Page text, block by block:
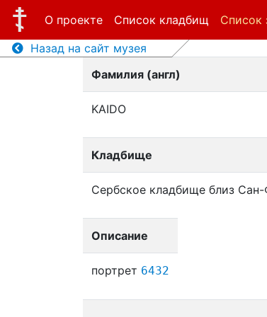
О проекте Список кладбищ Список
Назад на сайт музея
Фамилия (англ)
KAIDO
Кладбище
Сербское кладбище близ
Описание
портрет 6432